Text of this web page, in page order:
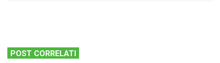
POST CORRELATI